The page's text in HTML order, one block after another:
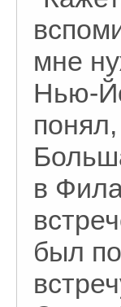
мне
Нью-
в
был